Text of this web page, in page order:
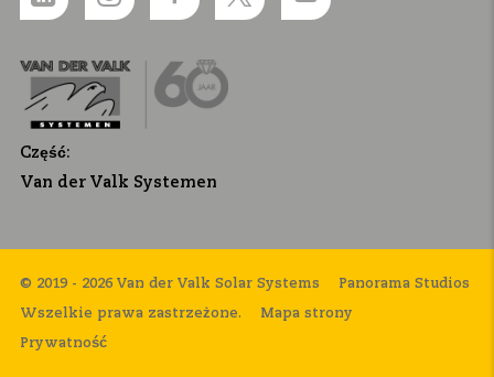
Część:
Van der Valk Systemen
© 2019 - 2026 Van der Valk Solar Systems
Wszelkie prawa zastrzeżone. Mapa strony
Prywatność
Panorama Studios